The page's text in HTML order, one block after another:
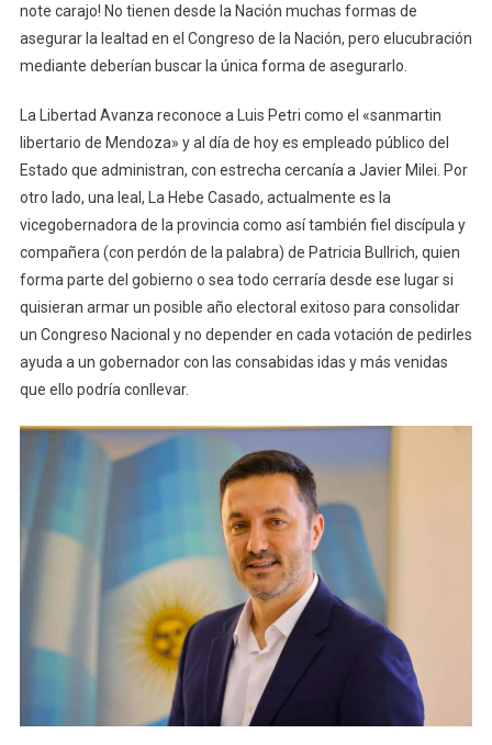
note carajo! No tienen desde la Nación muchas formas de
asegurar la lealtad en el Congreso de la Nación, pero elucubración
mediante deberían buscar la única forma de asegurarlo.
La Libertad Avanza reconoce a Luis Petri como el «sanmartin
libertario de Mendoza» y al día de hoy es empleado público del
Estado que administran, con estrecha cercanía a Javier Milei. Por
otro lado, una leal, La Hebe Casado, actualmente es la
vicegobernadora de la provincia como así también fiel discípula y
compañera (con perdón de la palabra) de Patricia Bullrich, quien
forma parte del gobierno o sea todo cerraría desde ese lugar si
quisieran armar un posible año electoral exitoso para consolidar
un Congreso Nacional y no depender en cada votación de pedirles
ayuda a un gobernador con las consabidas idas y más venidas
que ello podría conllevar.